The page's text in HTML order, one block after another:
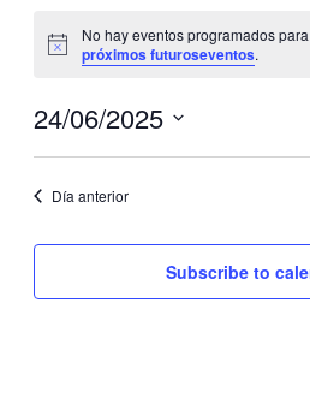
Notice
No hay eventos programados
próximos futuroseventos.
24/06/2025
Día anterior
Subscribe to